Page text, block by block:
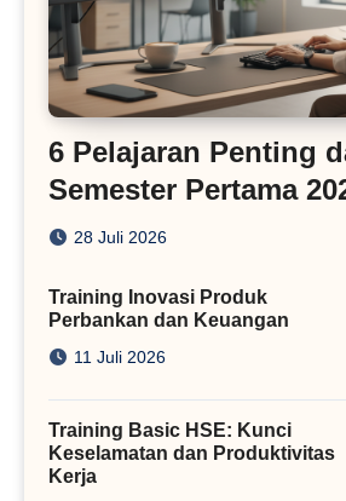
6 Pelajaran Penting
Semester Pertama
Bisnis Digital
28 Juli 2026
Training Inovasi Produk
Perbankan dan Keuangan
11 Juli 2026
Training Basic HSE: Kunci
Keselamatan dan Produktivitas
Kerja